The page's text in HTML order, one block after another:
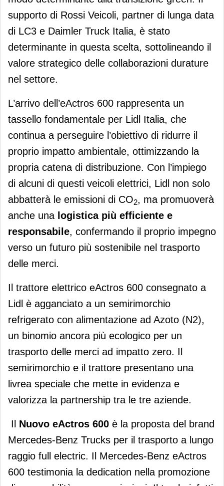
supporto di Rossi Veicoli, partner di lunga data
di LC3 e Daimler Truck Italia, è stato
determinante in questa scelta, sottolineando il
valore strategico delle collaborazioni durature
nel settore.
L’arrivo dell’eActros 600 rappresenta un
tassello fondamentale per Lidl Italia, che
continua a perseguire l’obiettivo di ridurre il
proprio impatto ambientale, ottimizzando la
propria catena di distribuzione. Con l’impiego
di alcuni di questi veicoli elettrici, Lidl non solo
abbatterà le emissioni di CO2, ma promuoverà
anche una logistica più efficiente e
responsabile, confermando il proprio impegno
verso un futuro più sostenibile nel trasporto
delle merci.
Il trattore elettrico eActros 600 consegnato a
Lidl è agganciato a un semirimorchio
refrigerato con alimentazione ad Azoto (N2),
un binomio ancora più ecologico per un
trasporto delle merci ad impatto zero. Il
semirimorchio e il trattore presentano una
livrea speciale che mette in evidenza e
valorizza la partnership tra le tre aziende.
Il Nuovo eActros 600 è la proposta del brand
Mercedes-Benz Trucks per il trasporto a lungo
raggio full electric. Il Mercedes-Benz eActros
600 testimonia la dedication nella promozione